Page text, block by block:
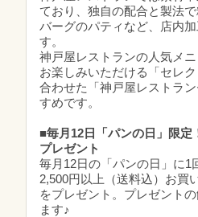
ており、独自の配合と製法
バーグのパティなど、店内
す。
神戸屋レストランの人気メ
お楽しみいただける「セレ
合わせた「神戸屋レストラ
すめです。
■毎月12日「パンの日」限定
プレゼント
毎月12日の「パンの日」に1
2,500円以上（送料込）お買
をプレゼント。プレゼント
ます♪